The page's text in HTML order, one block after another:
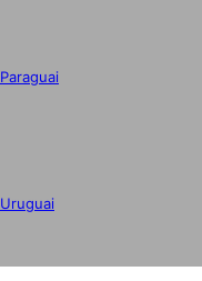
Paraguai
Uruguai